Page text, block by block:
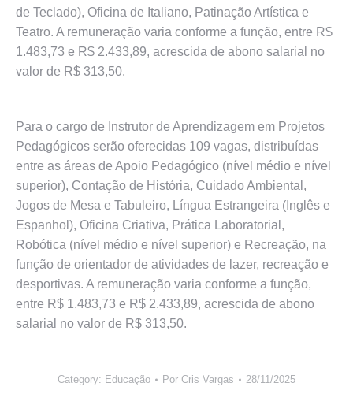
de Teclado), Oficina de Italiano, Patinação Artística e
Teatro. A remuneração varia conforme a função, entre R$
1.483,73 e R$ 2.433,89, acrescida de abono salarial no
valor de R$ 313,50.
Para o cargo de Instrutor de Aprendizagem em Projetos
Pedagógicos serão oferecidas 109 vagas, distribuídas
entre as áreas de Apoio Pedagógico (nível médio e nível
superior), Contação de História, Cuidado Ambiental,
Jogos de Mesa e Tabuleiro, Língua Estrangeira (Inglês e
Espanhol), Oficina Criativa, Prática Laboratorial,
Robótica (nível médio e nível superior) e Recreação, na
função de orientador de atividades de lazer, recreação e
desportivas. A remuneração varia conforme a função,
entre R$ 1.483,73 e R$ 2.433,89, acrescida de abono
salarial no valor de R$ 313,50.
Category: Educação Por Cris Vargas 28/11/2025